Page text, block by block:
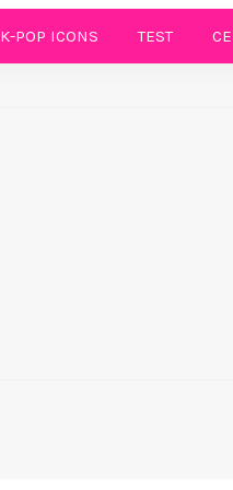
K-POP ICONS TEST